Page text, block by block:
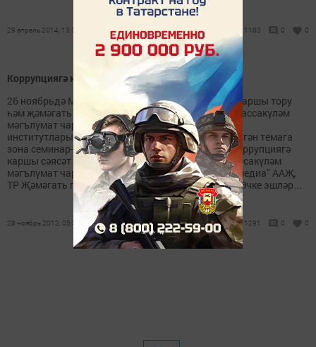
29 апрель 2014, 13:30 1183 0 0
Коррупциягә каршы көрәш турында сөйләштеләр
26 ноябрьдә Мамадыш шәһәрендә "Коррупциягә каршы тору
һәм җәмәгать контролен оештыру максатыннан массакүләм
мәгълүмат чаралары һәм гражданнар җәмгыяте
институтларының үзара нәтиҗәле багланышы" дигән темага
зона семинар-киңәшмәсе үтте. Әлеге киңәшмәгә коррупциягә
каршы сәясәт буенча ТР Президенты Идарәсе, массакүләм
мәгълүмат чаралары республика агентлыгы "Татмедиа" ААҖ,
ТР Җәмәгать палатасы, республиканың Юстиция, Эчке эшләр...
28 ноябрь 2012, 05:55 1291 0 0